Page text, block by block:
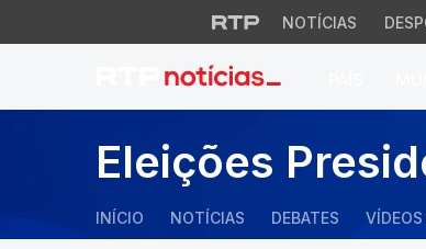
NOTÍCIAS
Presidenciais.
Eleições
INÍCIO NOTÍCIAS DEBATES VÍDEOS